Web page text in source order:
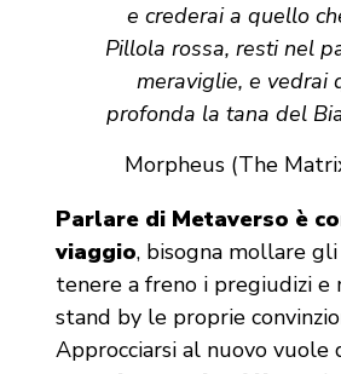
e crederai a quello
Pillola rossa, resti nel
meraviglie, e vedrai
profonda la tana del
Morpheus (The
Parlare di Metaverso è
viaggio, bisogna mollare
tenere a freno i pregiudizi
stand by le proprie
Approcciarsi al nuovo vuole